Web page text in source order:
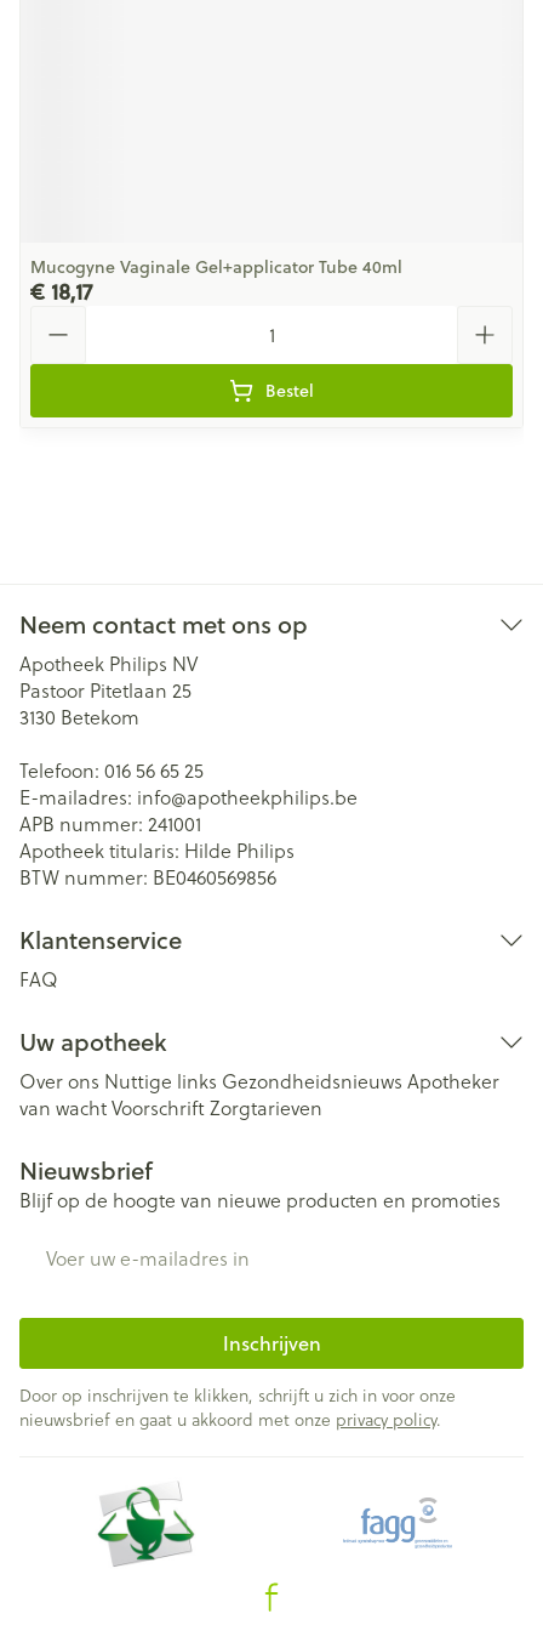
Mucogyne Vaginale Gel+applicator Tube 40ml
€ 18,17
Bestel
Neem contact met ons op
Apotheek Philips NV
Pastoor Pitetlaan 25
3130 Betekom
Telefoon: 016 56 65 25
E-mailadres: info@apotheekphilips.be
APB nummer: 241001
Apotheek titularis: Hilde Philips
BTW nummer: BE0460569856
Klantenservice
FAQ
Uw apotheek
Over ons Nuttige links Gezondheidsnieuws Apotheker
van wachtVoorschriftZorgtarieven
Nieuwsbrief
Blijf op de hoogte van nieuwe producten en promoties
Inschrijven
Door op inschrijven te klikken, schrijft u zich in voor onze
nieuwsbrief en gaat u akkoord met onze privacy policy.